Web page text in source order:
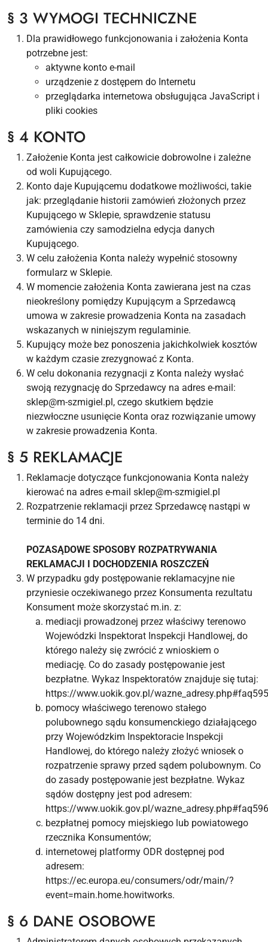
§ 3 WYMOGI TECHNICZNE
Dla prawidłowego funkcjonowania i założenia Konta
potrzebne jest:
aktywne konto e-mail
urządzenie z dostępem do Internetu
przeglądarka internetowa obsługująca JavaScript i
pliki cookies
§ 4 KONTO
Założenie Konta jest całkowicie dobrowolne i zależne
od woli Kupującego.
Konto daje Kupującemu dodatkowe możliwości, takie
jak: przeglądanie historii zamówień złożonych przez
Kupującego w Sklepie, sprawdzenie statusu
zamówienia czy samodzielna edycja danych
Kupującego.
W celu założenia Konta należy wypełnić stosowny
formularz w Sklepie.
W momencie założenia Konta zawierana jest na czas
nieokreślony pomiędzy Kupującym a Sprzedawcą
umowa w zakresie prowadzenia Konta na zasadach
wskazanych w niniejszym regulaminie.
Kupujący może bez ponoszenia jakichkolwiek kosztów
w każdym czasie zrezygnować z Konta.
W celu dokonania rezygnacji z Konta należy wysłać
swoją rezygnację do Sprzedawcy na adres e-mail:
sklep@m-szmigiel.pl, czego skutkiem będzie
niezwłoczne usunięcie Konta oraz rozwiązanie umowy
w zakresie prowadzenia Konta.
§ 5 REKLAMACJE
Reklamacje dotyczące funkcjonowania Konta należy
kierować na adres e-mail sklep@m-szmigiel.pl
Rozpatrzenie reklamacji przez Sprzedawcę nastąpi w
terminie do 14 dni.
POZASĄDOWE SPOSOBY ROZPATRYWANIA
REKLAMACJI I DOCHODZENIA ROSZCZEŃ
W przypadku gdy postępowanie reklamacyjne nie
przyniesie oczekiwanego przez Konsumenta rezultatu
Konsument może skorzystać m.in. z:
mediacji prowadzonej przez właściwy terenowo
Wojewódzki Inspektorat Inspekcji Handlowej, do
którego należy się zwrócić z wnioskiem o
mediację. Co do zasady postępowanie jest
bezpłatne. Wykaz Inspektoratów znajduje się tutaj:
https://www.uokik.gov.pl/
pomocy właściwego terenowo stałego
polubownego sądu konsumenckiego działającego
przy Wojewódzkim Inspektoracie Inspekcji
Handlowej, do którego należy złożyć wniosek o
rozpatrzenie sprawy przed sądem polubownym. Co
do zasady postępowanie jest bezpłatne. Wykaz
sądów dostępny jest pod adresem:
https://www.uokik.gov.pl/
bezpłatnej pomocy miejskiego lub powiatowego
rzecznika Konsumentów;
internetowej platformy ODR dostępnej pod
adresem:
https://ec.europa.eu/consumers/odr/main/?
event=main.home.howitworks.
§ 6 DANE OSOBOWE